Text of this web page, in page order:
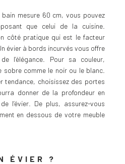
mesure 60 cm, vous pouvez
que celui de la cuisine.
côté pratique qui est le facteur
évier à bords incurvés vous offre
l’élégance. Pour sa couleur,
sobre comme le noir ou le blanc.
tendance, choisissez des portes
donner de la profondeur en
l’évier. De plus, assurez-vous
en dessous de votre meuble
ÉVIER ?